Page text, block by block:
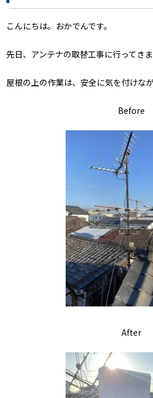
こんにちは。おかでんです。
先日、アンテナの取替工事に行ってきま
屋根の上の作業は、安全に気を付けな
Before
After